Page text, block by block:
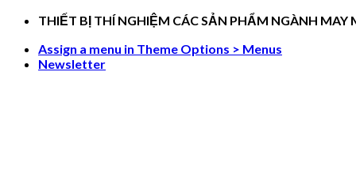
Skip
content
THIẾT BỊ THÍ NGHIỆM CÁC SẢN PHẨM NGÀNH MAY
Assign a menu in Theme Options > Menus
Newsletter